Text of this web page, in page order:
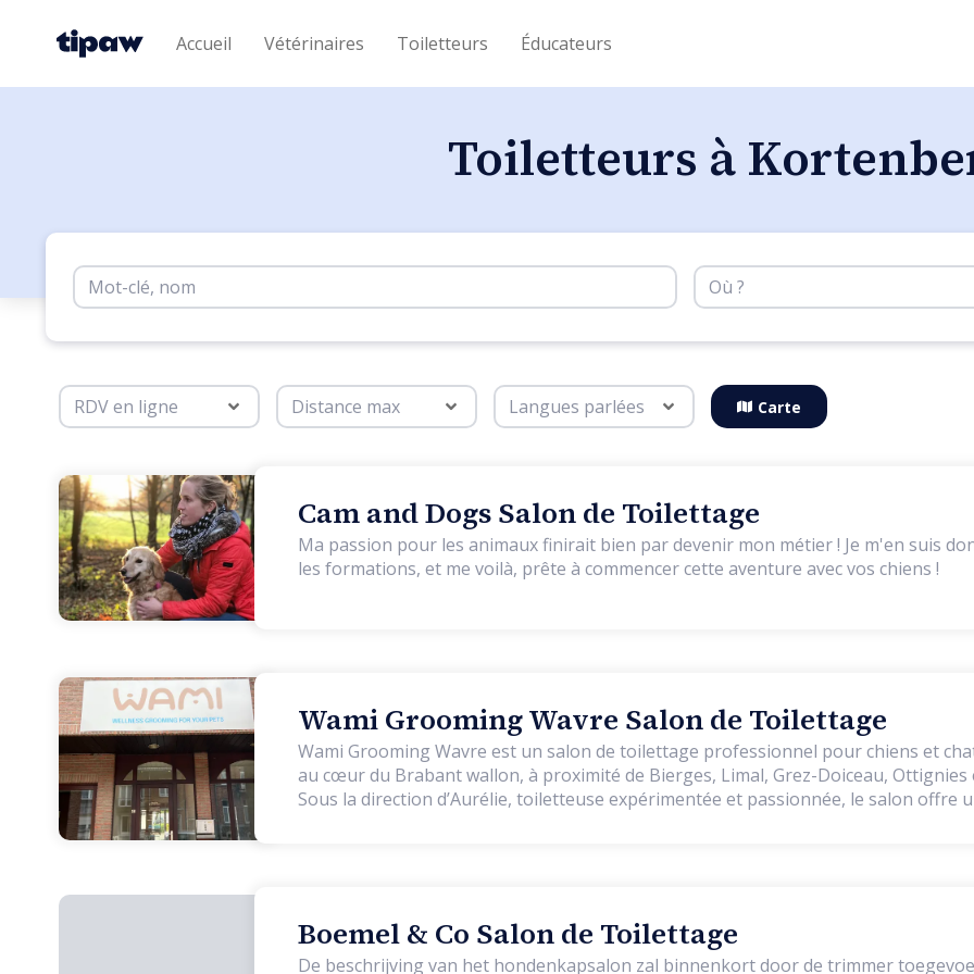
Accueil Vétérinaires Toiletteurs Éducateurs
Toiletteurs à
Carte
Cam and Dogs Salon de Toilettage
Ma passion pour les animaux finirait bien par devenir mon métier ! Je m'en suis
les formations, et me voilà, prête à commencer cette aventure avec vos chiens !
Wami Grooming Wavre Salon de Toilettage
Wami Grooming Wavre est un salon de toilettage professionnel pour chiens et
au cœur du Brabant wallon, à proximité de Bierges, Limal, Grez-Doiceau, Ottignies
Sous la direction d’Aurélie, toiletteuse expérimentée et passionnée, le salon offre
coupe ciseaux, tonte, trimming ou simple retouche. Tous les soins incluent
ongles, le nettoyage des oreilles, le nettoyage des yeux et le soin des dents. Notre
Boemel & Co Salon de Toilettage
De beschrijving van het hondenkapsalon zal binnenkort door de trimmer